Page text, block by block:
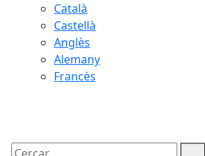
Català
Castellà
Anglès
Alemany
Francès